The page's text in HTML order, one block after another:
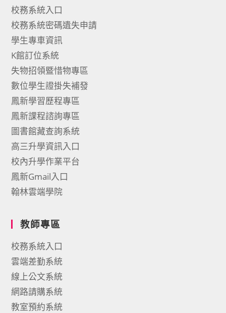
校務系統入口
校務系統密碼遺失申請
學生專車資訊
K館訂位系統
失物招領暨惜物專區
數位學生證掛失補發
鳳新學習歷程專區
鳳新課程諮詢專區
圖書館藏查詢系統
高三升學資訊入口
校內升學作業平台
鳳新Gmail入口
翰林雲端學院
教師專區
校務系統入口
雲端差勤系統
線上公文系統
網路請購系統
教室預約系統